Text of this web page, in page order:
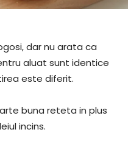
dar nu arata ca
aluat sunt identice
este diferit.
buna reteta in plus
incins.